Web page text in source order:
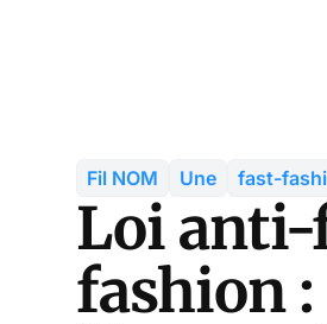
Fil NOM Une fast-
Loi anti-
fashion :